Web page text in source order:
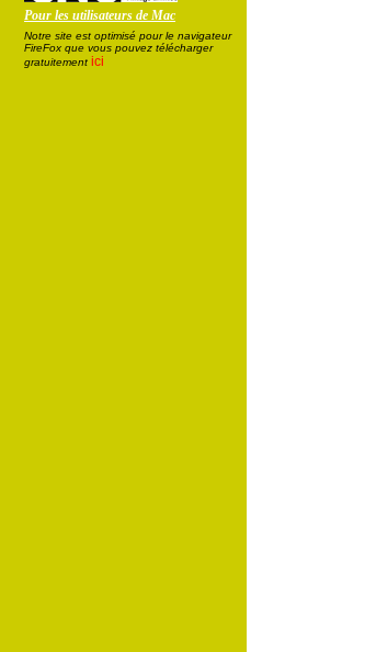
Pour les utilisateurs de Mac
Notre site est optimisé pour le navigateur
FireFox que vous pouvez télécharger
gratuitement ici